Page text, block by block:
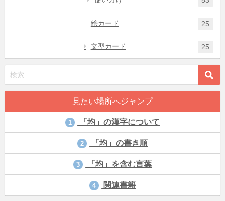
絵カード 25
文型カード 25
見たい場所へジャンプ
1 「均」の漢字について
2 「均」の書き順
3 「均」を含む言葉
4 関連書籍